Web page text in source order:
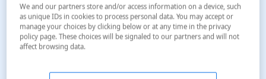
We and our partners store and/or access information on a device, such
as unique IDs in cookies to process personal data. You may accept or
manage your choices by clicking below or at any time in the privacy
policy page. These choices will be signaled to our partners and will not
affect browsing data.